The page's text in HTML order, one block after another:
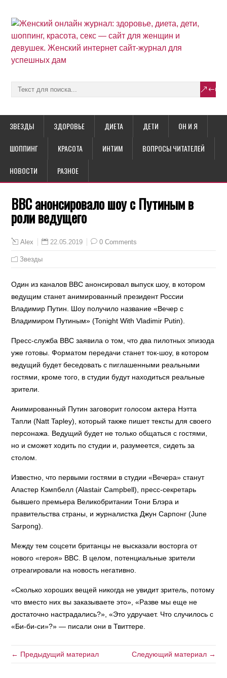
ЗВЕЗДЫ ЗДОРОВЬЕ ДИЕТА ДЕТИ ОН И Я
ШОППИНГ КРАСОТА ИНТИМ ВОПРОСЫ ЧИТАТЕЛЕЙ
НОВОСТИ РАЗНОЕ
ВВС анонсировало шоу с Путиным в
роли ведущего
Alex 22.05.2019 0 Comments
Звезды
Один из каналов ВВС анонсировал выпуск шоу, в котором
ведущим станет анимированный президент России
Владимир Путин. Шоу получило название «Вечер с
Владимиром Путиным» (Tonight With Vladimir Putin).
Пресс-служба ВВС заявила о том, что два пилотных эпизода
уже готовы. Форматом передачи станет ток-шоу, в котором
ведущий будет беседовать с пиглашенными реальными
гостями, кроме того, в студии будут находиться реальные
зрители.
Анимированный Путин заговорит голосом актера Нэтта
Тапли (Natt Tapley), который также пишет тексты для своего
персонажа. Ведущий будет не только общаться с гостями,
но и сможет ходить по студии и, разумеется, сидеть за
столом.
Известно, что первыми гостями в студии «Вечера» станут
Аластер Кэмпбелл (Alastair Campbell), пресс-секретарь
бывшего премьера Великобритании Тони Блэра и
правительства страны, и журналистка Джун Сарпонг (June
Sarpong).
Между тем соцсети британцы не высказали восторга от
нового «героя» ВВС. В целом, потенциальные зрители
отреагировали на новость негативно.
«Сколько хороших вещей никогда не увидит зритель, потому
что вместо них вы заказываете это», «Разве мы еще не
достаточно настрадались?», «Это удручает. Что случилось с
«Би-би-си»?» — писали они в Твиттере.
← Предыдущий материал Следующий материал →